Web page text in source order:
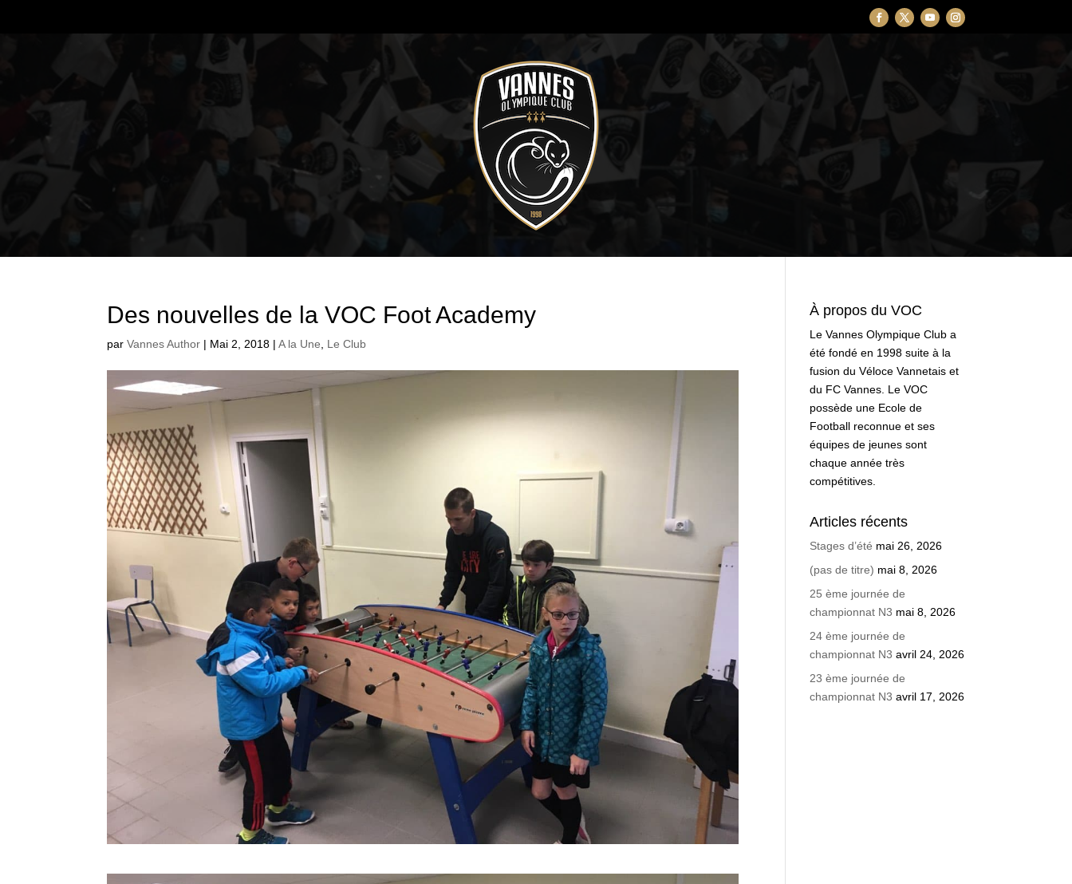
Des nouvelles de la VOC Foot Academy
parVannes Author | Mai 2, 2018 |A la Une, Le Club
À propos du VOC
Le Vannes Olympique Club a
été fondé en 1998 suite à la
fusion du Véloce Vannetais et
du FC Vannes. Le VOC
possède une Ecole de
Football reconnue et ses
équipes de jeunes sont
chaque année très
compétitives.
Articles récents
Stages d’été mai 26, 2026
(pas de titre) mai 8, 2026
25 ème journée de
championnat N3 mai 8, 2026
24 ème journée de
championnat N3 avril 24, 2026
23 ème journée de
championnat N3 avril 17, 2026